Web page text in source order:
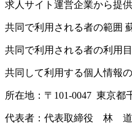
求人サイト運営企業から提
共同で利用される者の範囲
共同で利用される者の利用
共同して利用する個人情報
所在地：〒101-0047 東京都
代表者：代表取締役 林